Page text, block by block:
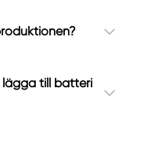
lägga till batteri